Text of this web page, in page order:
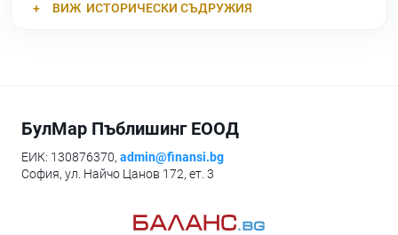
ВИЖ ИСТОРИЧЕСКИ СЪДРУЖИЯ
БулМар Пъблишинг ЕООД
ЕИК: 130876370, admin@finansi.bg
София, ул. Найчо Цанов 172, ет. 3